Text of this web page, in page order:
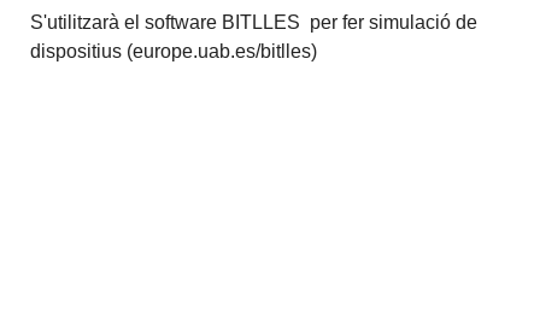
S'utilitzarà el software BITLLES per fer simulació de
dispositius (europe.uab.es/bitlles)